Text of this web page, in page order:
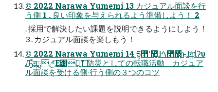
© 2022 Narawa Yumemi 13 カジュアル⾯談を⾏
う側 1 . 良い印象を与えられるよう準備しよう！ 2
. 採⽤で解決したい課題を説明できるようにしよう！
3 . カジュアル⾯談を楽しもう！
© 2022 Narawa Yumemi 14 དྷ೥ʹ޲͚ͯɺࠓ೥΍ͬͨ͜ͱɺॻ͍ͨίʔυ
Ԡืॻྨඋ͑͋Ε͹༕͍ͳ͠ 防災としての転職活動 カジュア
ル⾯談を受ける側‧⾏う側の３つのコツ